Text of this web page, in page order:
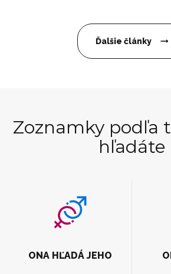
Ďalšie články
Zoznamky podľa
hľadáte
ONA HĽADÁ JEHO